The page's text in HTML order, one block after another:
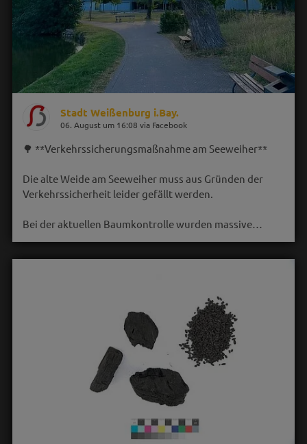
Stadt Weißenburg i.Bay.
06. August um 16:08 via Facebook
🌳 **Verkehrssicherungsmaßnahme am Seeweiher**
Die alte Weide am Seeweiher muss aus Gründen der
Verkehrssicherheit leider gefällt werden.
Bei der aktuellen Baumkontrolle wurden massive…